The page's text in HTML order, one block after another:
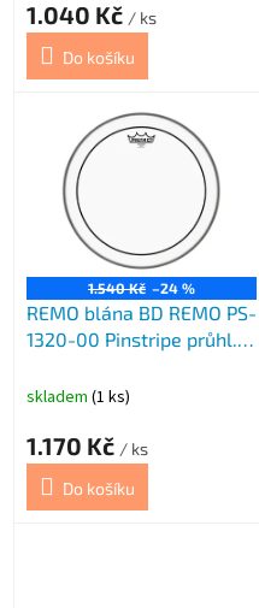
1.040 Kč / ks
Do košíku
1.540 Kč –24 %
REMO blána BD REMO PS-
1320-00 Pinstripe průhl.
skladem (1 ks)
1.170 Kč / ks
Do košíku